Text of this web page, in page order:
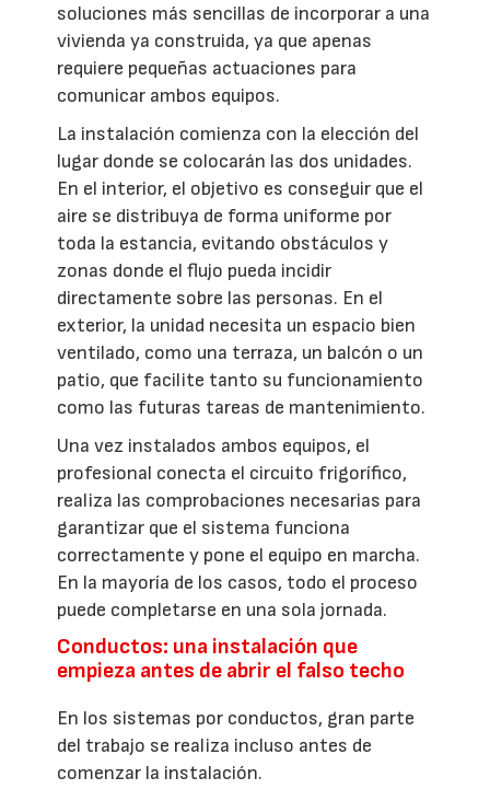
soluciones más sencillas de incorporar a una
vivienda ya construida, ya que apenas
requiere pequeñas actuaciones para
comunicar ambos equipos.
La instalación comienza con la elección del
lugar donde se colocarán las dos unidades.
En el interior, el objetivo es conseguir que el
aire se distribuya de forma uniforme por
toda la estancia, evitando obstáculos y
zonas donde el flujo pueda incidir
directamente sobre las personas. En el
exterior, la unidad necesita un espacio bien
ventilado, como una terraza, un balcón o un
patio, que facilite tanto su funcionamiento
como las futuras tareas de mantenimiento.
Una vez instalados ambos equipos, el
profesional conecta el circuito frigorífico,
realiza las comprobaciones necesarias para
garantizar que el sistema funciona
correctamente y pone el equipo en marcha.
En la mayoría de los casos, todo el proceso
puede completarse en una sola jornada.
Conductos: una instalación que
empieza antes de abrir el falso techo
En los sistemas por conductos, gran parte
del trabajo se realiza incluso antes de
comenzar la instalación.